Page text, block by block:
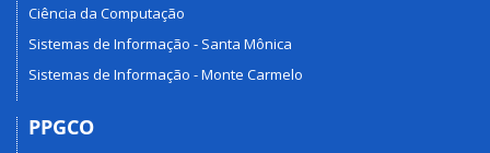
Ciência da Computação
Sistemas de Informação - Santa Mônica
Sistemas de Informação - Monte Carmelo
PPGCO